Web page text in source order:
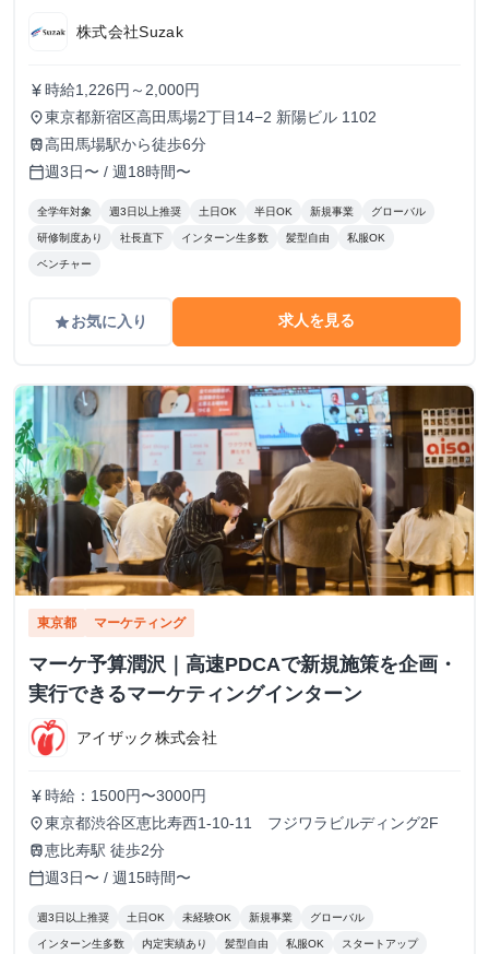
株式会社Suzak
currency_yen 時給1,226円～2,000円
place東京都新宿区高田馬場2丁目14−2 新陽ビル 1102
train高田馬場駅から徒歩6分
calendar_today週3日〜 / 週18時間〜
全学年対象 週3日以上推奨 土日OK 半日OK 新規事業 グローバル
研修制度あり 社長直下 インターン生多数 髪型自由 私服OK
ベンチャー
gradeお気に入り 求人を見る
東京都 マーケティング
マーケ予算潤沢｜高速PDCAで新規施策を企画・
実行できるマーケティングインターン
アイザック株式会社
currency_yen 時給：1500円〜3000円
place東京都渋谷区恵比寿西1-10-11 フジワラビルディング2F
train恵比寿駅 徒歩2分
calendar_today週3日〜 / 週15時間〜
週3日以上推奨 土日OK 未経験OK 新規事業 グローバル
インターン生多数 内定実績あり 髪型自由 私服OK スタートアップ